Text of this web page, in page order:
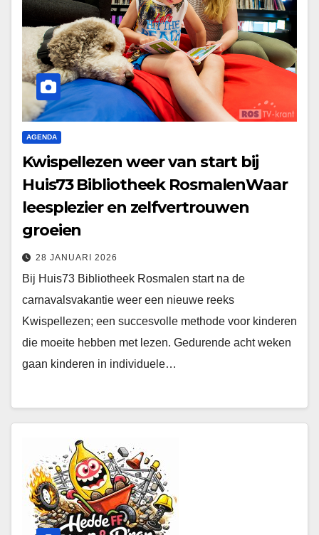
AGENDA
Kwispellezen weer van start bij
Huis73 Bibliotheek RosmalenWaar
leesplezier en zelfvertrouwen
groeien
28 JANUARI 2026
Bij Huis73 Bibliotheek Rosmalen start na de
carnavalsvakantie weer een nieuwe reeks
Kwispellezen; een succesvolle methode voor kinderen
die moeite hebben met lezen. Gedurende acht weken
gaan kinderen in individuele…